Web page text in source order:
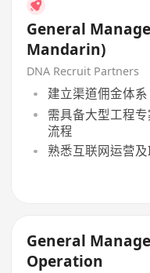
General
Mandarin)
DNA Recruit Partners
建立渠道佣金体
需具备大型工程
流程
熟悉互联网运营
General
Operation